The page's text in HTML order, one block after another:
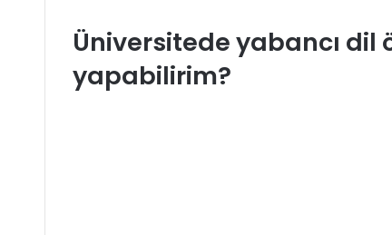
Üniversitede yabancı dil
yapabilirim?